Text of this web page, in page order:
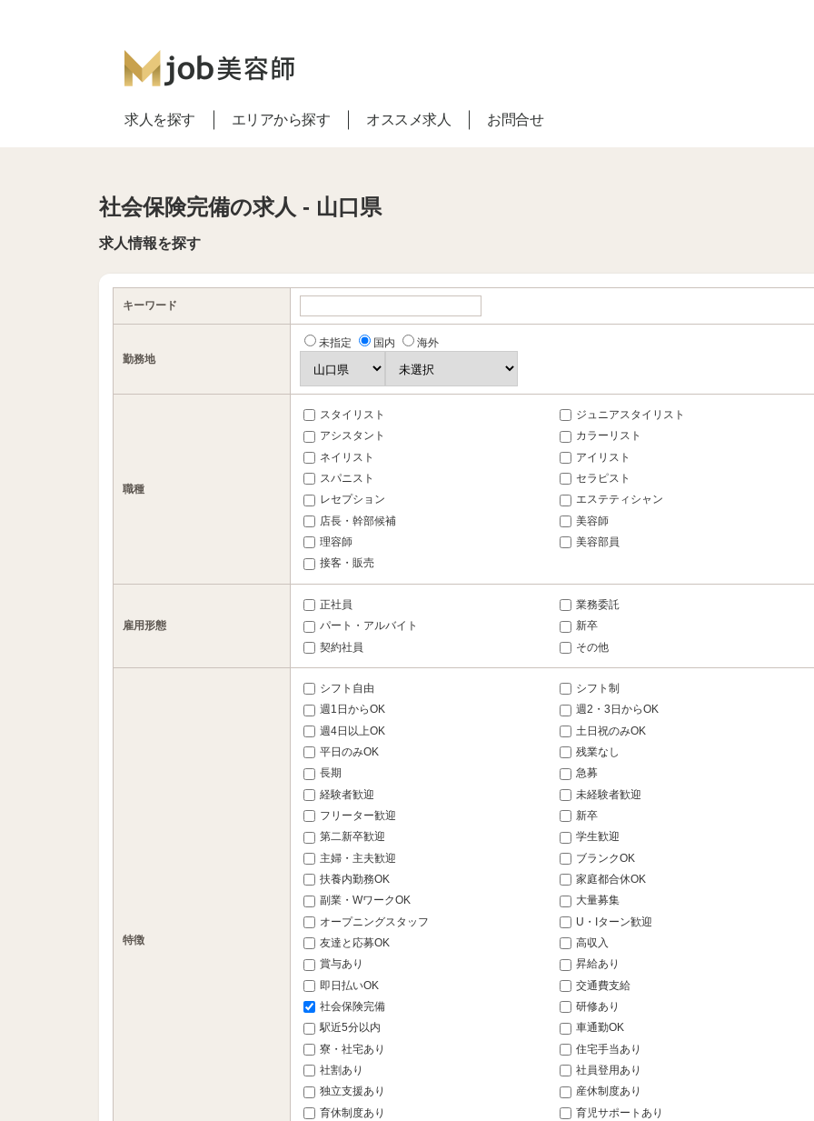
求人を探す エリアから探す オススメ求人 お問合せ
社会保険完備の求人 - 山口県
求人情報を探す
キーワード
勤務地
未指定 国内 海外
職種
スタイリスト
ジュニアスタイリスト
アシスタント
カラーリスト
ネイリスト
アイリスト
スパニスト
セラピスト
レセプション
エステティシャン
店長・幹部候補
美容師
理容師
美容部員
接客・販売
雇用形態
正社員
業務委託
パート・アルバイト
新卒
契約社員
その他
特徴
シフト自由
シフト制
週1日からOK
週2・3日からOK
週4日以上OK
土日祝のみOK
平日のみOK
残業なし
長期
急募
経験者歓迎
未経験者歓迎
フリーター歓迎
新卒
第二新卒歓迎
学生歓迎
主婦・主夫歓迎
ブランクOK
扶養内勤務OK
家庭都合休OK
副業・WワークOK
大量募集
オープニングスタッフ
U・Iターン歓迎
友達と応募OK
高収入
賞与あり
昇給あり
即日払いOK
交通費支給
社会保険完備
研修あり
駅近5分以内
車通勤OK
寮・社宅あり
住宅手当あり
社割あり
社員登用あり
独立支援あり
産休制度あり
育休制度あり
育児サポートあり